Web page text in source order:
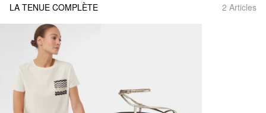
LA TENUE COMPLÈTE 2 Articles